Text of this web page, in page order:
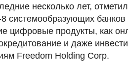
несколько лет,
8 системообразующих
цифровые продукты, как
и даже
Freedom Holding Corp.